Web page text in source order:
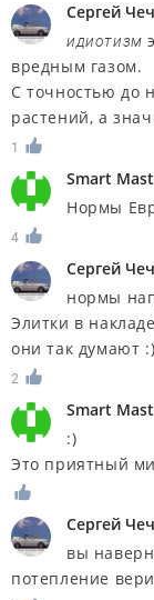
Сергей Чеч
идиотизм
вредным газом.
С точностью до
растений, а
1
Smart
Нормы
4
Сергей Чеч
нормы
Элитки в
они так думают :)
2
Smart
:)
Это приятный
Сергей Чеч
вы
потепление